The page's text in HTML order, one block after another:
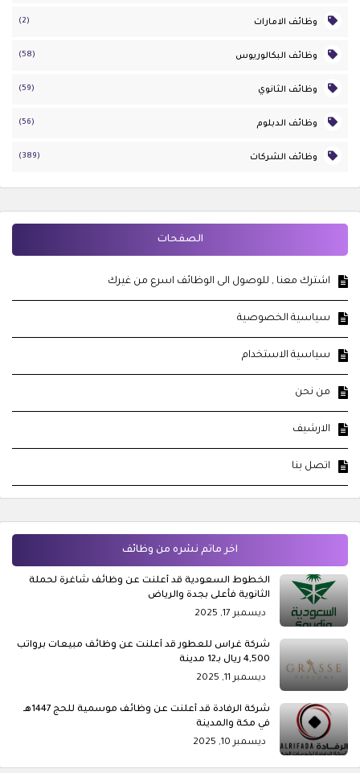
وظائف الامارات (2)
وظائف البكالوريوس (58)
وظائف الثانوي (59)
وظائف الدبلوم (56)
وظائف الشركات (389)
الصفحات
اشترك معنا , للوصول الى الوظائف اسرع من غيرك
سياسية الخصوصية
سياسية الاستخدام
من نحن
الارشيف
اتصل بنا
اخر ماتم نشره من وظائف
الخطوط السعودية قد أعلنت عن وظائف شاغرة لحملة
الثانوية فأعلى بجدة والرياض
ديسمبر 17, 2025
شركة غراس للعطور قد أعلنت عن وظائف مبيعات برواتب
4,500 ريال بـ12 مدينة
ديسمبر 11, 2025
شركة الرفادة قد أعلنت عن وظائف موسمية للحج 1447هـ
في مكة والمدينة
ديسمبر 10, 2025